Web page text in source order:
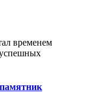
временем